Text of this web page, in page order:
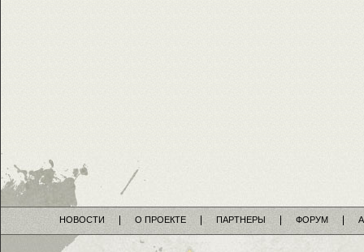
НОВОСТИ О ПРОЕКТЕ ПАРТНЕРЫ ФОРУМ